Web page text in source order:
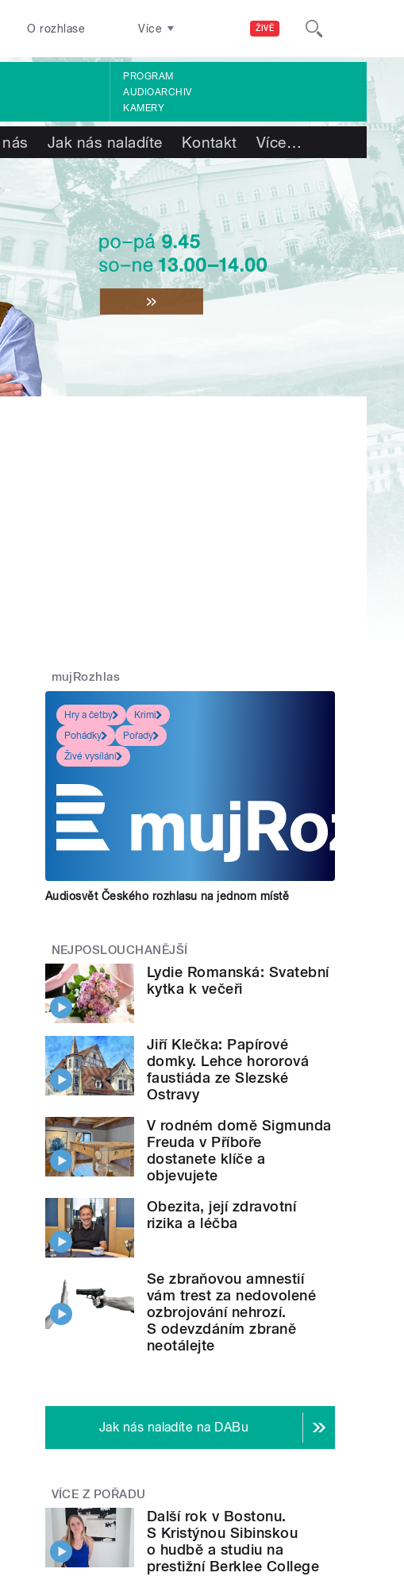
ŽIVĚ
O rozhlase Více
PROGRAM
AUDIOARCHIV
KAMERY
Jak nás naladíte Kontakt Více…
mujRozhlas
Hry a četby
Krimi
Pohádky
Pořady
Živé vysílání
Audiosvět Českého rozhlasu na jednom místě
NEJPOSLOUCHANĚJŠÍ
Lydie Romanská: Svatební
kytka k večeři
Jiří Klečka: Papírové
domky. Lehce hororová
faustiáda ze Slezské
Ostravy
V rodném domě Sigmunda
Freuda v Příboře
dostanete klíče a
objevujete
Obezita, její zdravotní
rizika a léčba
Se zbraňovou amnestií
vám trest za nedovolené
ozbrojování nehrozí.
S odevzdáním zbraně
neotálejte
Jak nás naladíte na DABu
VÍCE Z POŘADU
Další rok v Bostonu.
S Kristýnou Sibinskou
o hudbě a studiu na
prestižní Berklee College